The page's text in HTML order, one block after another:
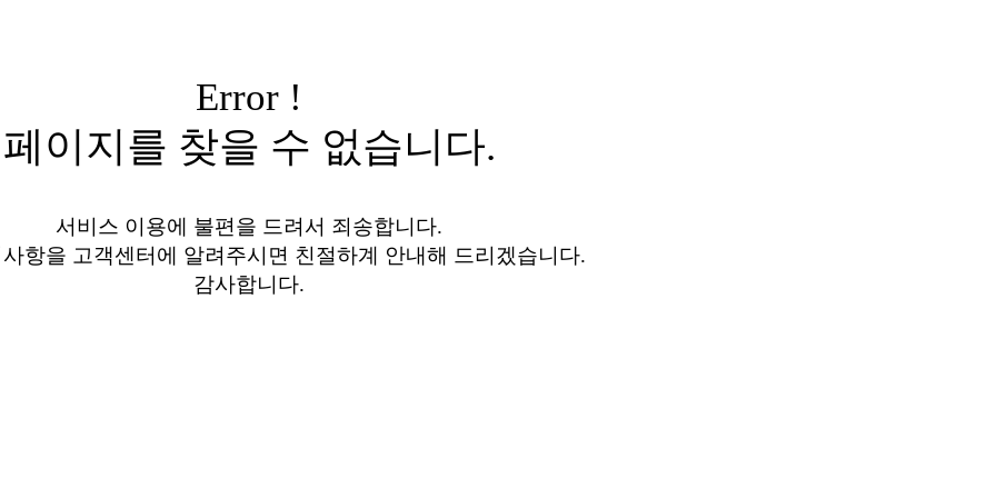
Error !
페이지를 찾을 수 없습니다.
서비스 이용에 불편을 드려서 죄송합니다.
항을 고객센터에 알려주시면 친절하계 안내해 드리겠습니다.
감사합니다.